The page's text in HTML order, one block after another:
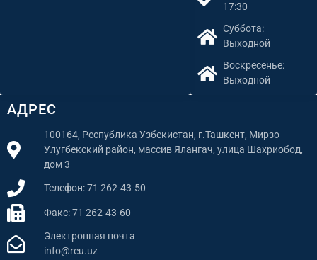
АДРЕС
100164, Республика Узбекистан, г.Ташкент, Мирзо
Улугбекский район, массив Ялангач, улица Шахриобод,
дом 3
Телефон: 71 262-43-50
Факс: 71 262-43-60
Электронная почта
info@reu.uz
17:30
Суббота:
Выходной
Воскресенье:
Выходной